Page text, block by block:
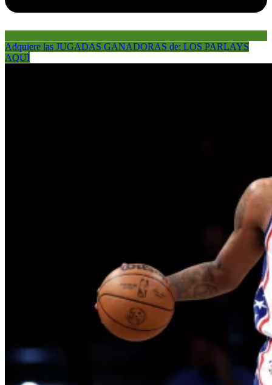
Adquiere las JUGADAS GANADORAS de: LOS PARLAYS
AQUÍ